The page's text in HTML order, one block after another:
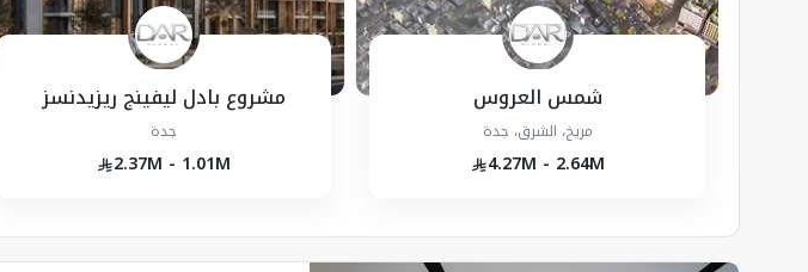
شمس العروس
مريخ، الشرق، جدة
4.27M - 2.64M
مشروع بادل ليفينج ريزيدنسز
جدة
2.37M - 1.01M